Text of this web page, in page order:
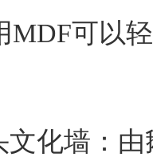
MDF可以
文化墙：